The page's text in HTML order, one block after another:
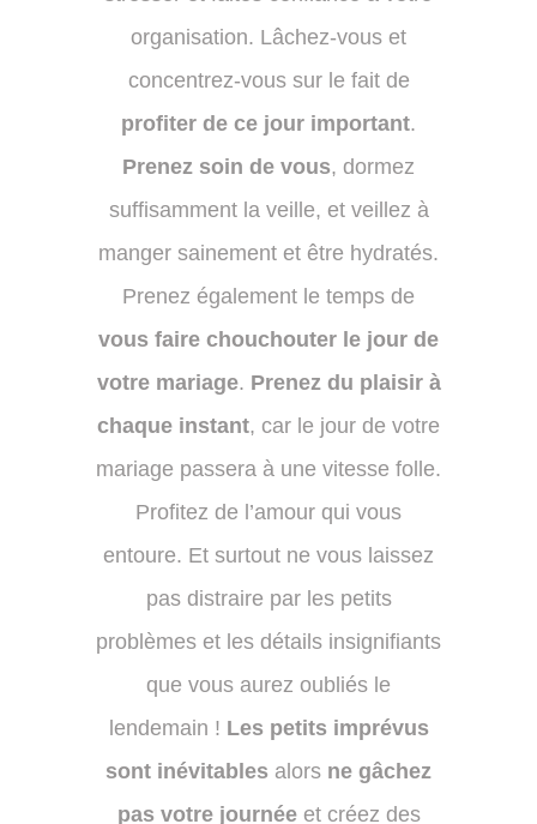
organisation. Lâchez-vous et
concentrez-vous sur le fait de
profiter de ce jour important.
Prenez soin de vous, dormez
suffisamment la veille, et veillez à
manger sainement et être hydratés.
Prenez également le temps de
vous faire chouchouter le jour de
votre mariage. Prenez du plaisir à
chaque instant, car le jour de votre
mariage passera à une vitesse folle.
Profitez de l’amour qui vous
entoure. Et surtout ne vous laissez
pas distraire par les petits
problèmes et les détails insignifiants
que vous aurez oubliés le
lendemain ! Les petits imprévus
sont inévitables alors ne gâchez
pas votre journéeet créez des